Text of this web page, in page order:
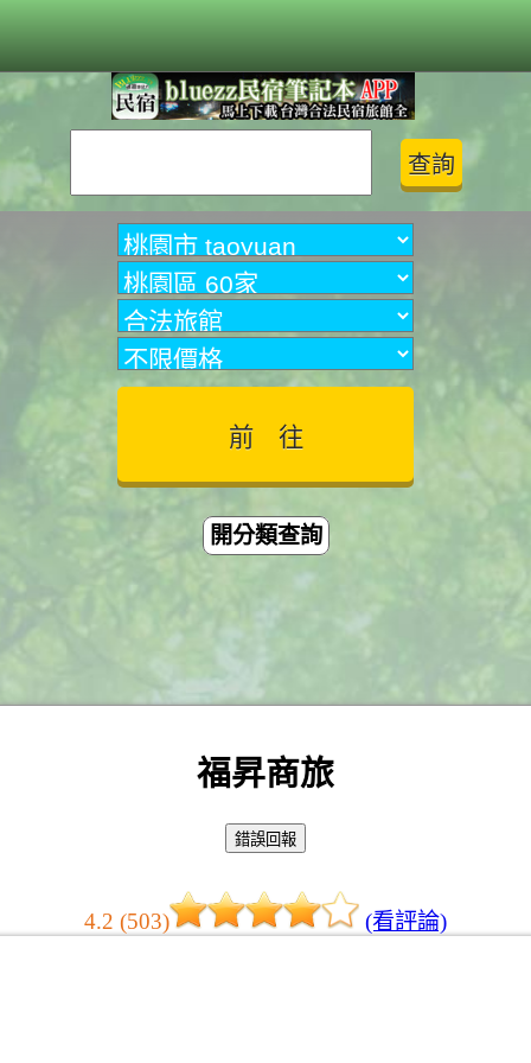
開分類查詢
福昇商旅
4.2 (503) (看評論)